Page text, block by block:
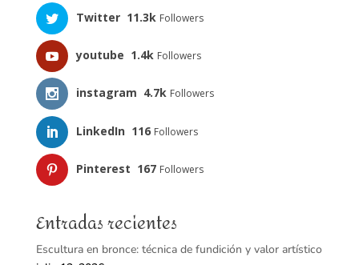
Twitter 11.3k Followers
youtube 1.4k Followers
instagram 4.7k Followers
LinkedIn 116 Followers
Pinterest 167 Followers
Entradas recientes
Escultura en bronce: técnica de fundición y valor artístico